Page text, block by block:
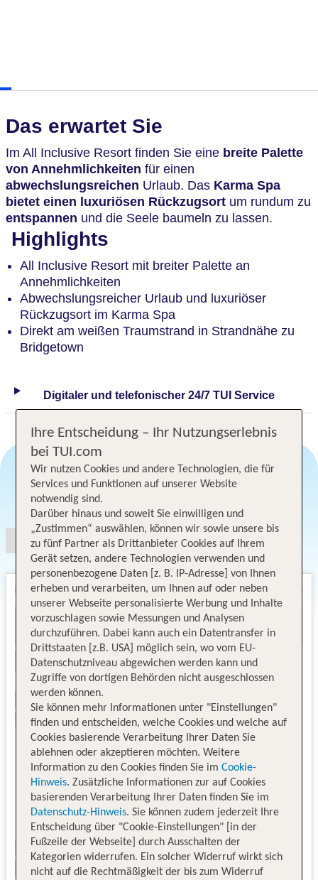
Das erwartet Sie
Im All Inclusive Resort finden Sie eine breite Palette
von Annehmlichkeiten für einen
abwechslungsreichen Urlaub. Das Karma Spa
bietet einen luxuriösen Rückzugsort um rundum zu
entspannen und die Seele baumeln zu lassen.
Highlights
All Inclusive Resort mit breiter Palette an
Annehmlichkeiten
Abwechslungsreicher Urlaub und luxuriöser
Rückzugsort im Karma Spa
Direkt am weißen Traumstrand in Strandnähe zu
Bridgetown
Digitaler und telefonischer 24/7 TUI Service
Angebotsauswahl
Ihre Entscheidung – Ihr Nutzungserlebnis
bei TUI.com
Wir nutzen Cookies und andere Technologien, die für
Services und Funktionen auf unserer Website
notwendig sind.
Darüber hinaus und soweit Sie einwilligen und
„Zustimmen“ auswählen, können wir sowie unsere bis
zu fünf Partner als Drittanbieter Cookies auf Ihrem
Gerät setzen, andere Technologien verwenden und
personenbezogene Daten [z. B. IP-Adresse] von Ihnen
erheben und verarbeiten, um Ihnen auf oder neben
unserer Webseite personalisierte Werbung und Inhalte
vorzuschlagen sowie Messungen und Analysen
durchzuführen. Dabei kann auch ein Datentransfer in
Drittstaaten [z.B. USA] möglich sein, wo vom EU-
Datenschutzniveau abgewichen werden kann und
Zugriffe von dortigen Behörden nicht ausgeschlossen
werden können.
Sie können mehr Informationen unter "Einstellungen"
finden und entscheiden, welche Cookies und welche auf
Cookies basierende Verarbeitung Ihrer Daten Sie
ablehnen oder akzeptieren möchten. Weitere
Information zu den Cookies finden Sie im Cookie-
Hinweis. Zusätzliche Informationen zur auf Cookies
basierenden Verarbeitung Ihrer Daten finden Sie im
Datenschutz-Hinweis. Sie können zudem jederzeit Ihre
Entscheidung über "Cookie-Einstellungen" [in der
Fußzeile der Webseite] durch Ausschalten der
Kategorien widerrufen. Ein solcher Widerruf wirkt sich
nicht auf die Rechtmäßigkeit der bis zum Widerruf